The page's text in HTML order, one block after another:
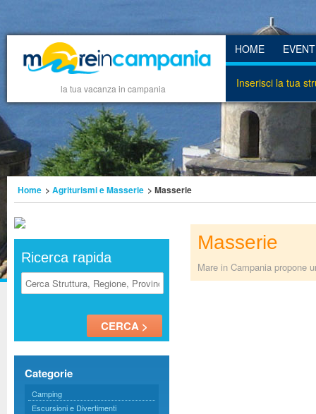
la tua vacanza in campania
HOME
Inserisci la tua
Home > Agriturismi e Masserie > Masserie
Ricerca rapida
Categorie
Camping
Escursioni e Divertimenti
Masserie
Mare in Campania propone